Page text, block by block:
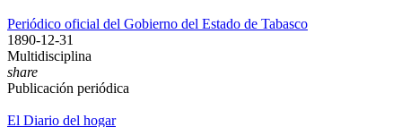
Periódico oficial del Gobierno del Estado de Tabasco
1890-12-31
Multidisciplina
share
Publicación periódica
El Diario del hogar